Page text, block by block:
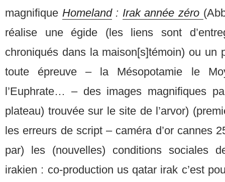
magnifique Homeland: Irak année zéro
réalise une égide (les liens sont
chroniqués dans la maison[s]témoin) ou un
toute épreuve – la Mésopotamie le
l’Euphrate… – des images magnifiques
plateau) trouvée sur le site de l’arvor)
les erreurs de script – caméra d’or cannes
par) les (nouvelles) conditions sociales
irakien : co-production us qatar irak c’est